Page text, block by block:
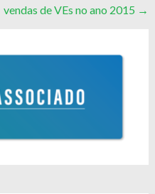
vendas de VEs no ano 2015 →